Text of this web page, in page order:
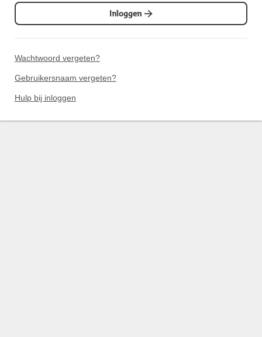
Inloggen
Wachtwoord vergeten?
Gebruikersnaam vergeten?
Hulp bij inloggen